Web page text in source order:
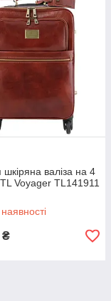
валіза на 4
Voyager TL141911
₴